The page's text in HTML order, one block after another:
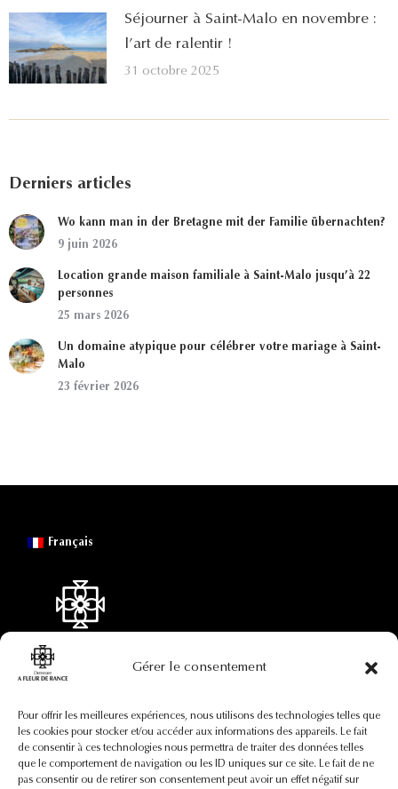
Gérer le consentement
Pour offrir les meilleures expériences, nous utilisons des technologies telles que
les cookies pour stocker et/ou accéder aux informations des appareils. Le fait
de consentir à ces technologies nous permettra de traiter des données telles
que le comportement de navigation ou les ID uniques sur ce site. Le fait de ne
pas consentir ou de retirer son consentement peut avoir un effet négatif sur
Séjourner à Saint-Malo en novembre :
l’art de ralentir !
31 octobre 2025
Derniers articles
Wo kann man in der Bretagne mit der Familie übernachten?
9 juin 2026
Location grande maison familiale à Saint-Malo jusqu’à 22
personnes
25 mars 2026
Un domaine atypique pour célébrer votre mariage à Saint-
Malo
23 février 2026
Français
Coordonnées
+33(0)7 88 73 92 82
contact@afleurderance.fr